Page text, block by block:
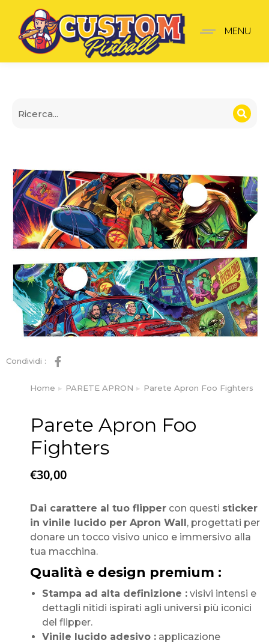
Parete Apron Foo
MENU
Condividi :
Tu sei qui:
Home PARETE APRON Parete Apron Foo Fighters
Parete Apron Foo
Fighters
€30,00
Dai carattere al tuo flipper con questi sticker
in vinile lucido per Apron Wall, progettati per
donare un tocco visivo unico e immersivo alla
tua macchina.
Qualità e design premium :
Stampa ad alta definizione : visivi intensi e
dettagli nitidi ispirati agli universi più iconici
del flipper.
Vinile lucido adesivo : applicazione